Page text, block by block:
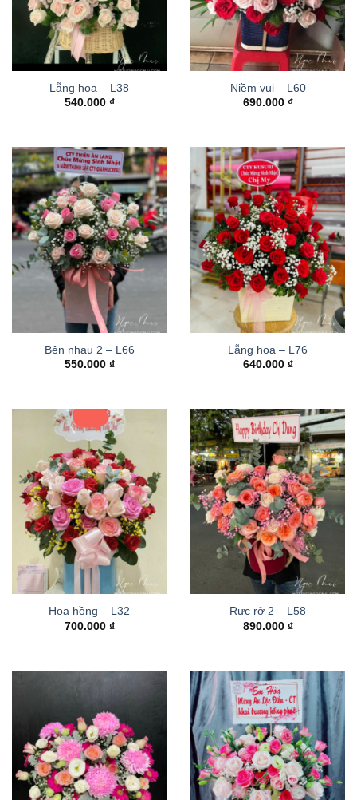
Lẵng hoa – L38
540.000 ₫
Niềm vui – L60
690.000 ₫
Bên nhau 2 – L66
550.000 ₫
Lẵng hoa – L76
640.000 ₫
Hoa hồng – L32
700.000 ₫
Rực rở 2 – L58
890.000 ₫